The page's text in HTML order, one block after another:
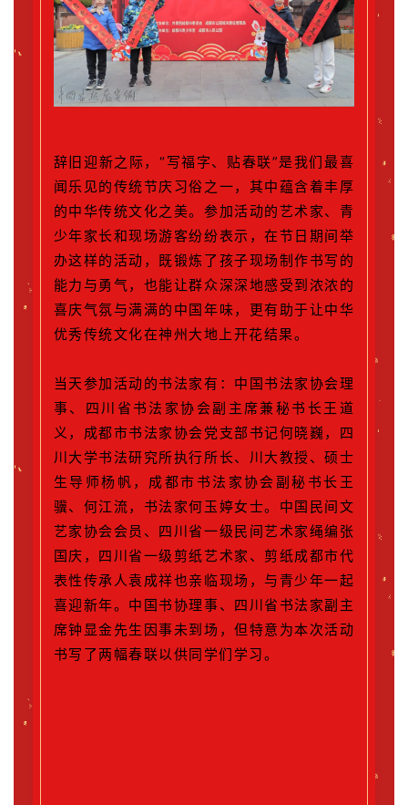
辞旧迎新之际，“写福字、贴春联”是我们最喜
闻乐见的传统节庆习俗之一，其中蕴含着丰厚
的中华传统文化之美。参加活动的艺术家、青
少年家长和现场游客纷纷表示，在节日期间举
办这样的活动，既锻炼了孩子现场制作书写的
能力与勇气，也能让群众深深地感受到浓浓的
喜庆气氛与满满的中国年味，更有助于让中华
优秀传统文化在神州大地上开花结果。
当天参加活动的书法家有：中国书法家协会理
事、四川省书法家协会副主席兼秘书长王道
义，成都市书法家协会党支部书记何晓巍，四
川大学书法研究所执行所长、川大教授、硕士
生导师杨帆，成都市书法家协会副秘书长王
骥、何江流，书法家何玉婷女士。中国民间文
艺家协会会员、四川省一级民间艺术家绳编张
国庆，四川省一级剪纸艺术家、剪纸成都市代
表性传承人袁成祥也亲临现场，与青少年一起
喜迎新年。中国书协理事、四川省书法家副主
席钟显金先生因事未到场，但特意为本次活动
书写了两幅春联以供同学们学习。